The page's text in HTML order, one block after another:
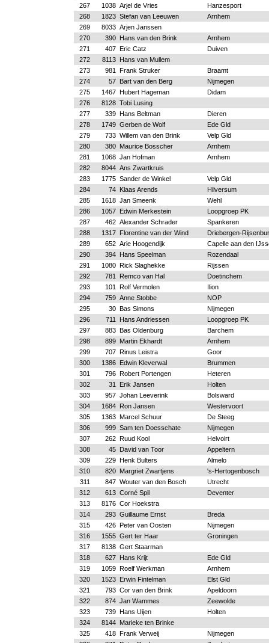
267
1038 Arjel de Vries
Hanzesport
268
1823 Stefan van Leeuwen
Arnhem
269
8033 Arjen Janssen
270
390 Hans van den Brink
Arnhem
271
407 Eric Catz
Duiven
272
8113 Hans van Mullem
273
981 Frank Struker
Braamt
274
57 Bart van den Berg
Nijmegen
275
1467 Hubert Hageman
Didam
276
8128 Tobi Lusing
277
339 Hans Beltman
Dieren
278
1749 Gerben de Wolf
Ede Gld
279
733 Willem van den Brink
Velp Gld
280
380 Maurice Bosscher
Arnhem
281
1068 Jan Hofman
Arnhem
282
8044 Ans Zwartkruis
283
1775 Sander de Winkel
Velp Gld
284
74 Klaas Arends
Hilversum
285
1618 Jan Smeenk
Wehl
286
1057 Edwin Merkestein
Loopgroep PK
287
462 Alexander Schrader
Spankeren
288
1317 Florentine van der Wind
Driebergen-
289
652 Arie Hoogendijk
Capelle aan den
290
394 Hans Speelman
Rozendaal
291
1080 Rick Slaghekke
Rijssen
292
781 Remco van Hal
Doetinchem
293
101 Rolf Vermolen
Ilion
294
759 Anne Stobbe
NOP
295
30 Bas Simons
Nijmegen
296
711 Hans Andriessen
Loopgroep PK
297
883 Bas Oldenburg
Barchem
298
899 Martin Ekhardt
Arnhem
299
707 Rinus Leistra
Goor
300
1386 Edwin Kleverwal
Brummen
301
796 Robert Portengen
Heteren
302
31 Erik Jansen
Holten
303
957 Johan Leeverink
Bolsward
304
1684 Ron Jansen
Westervoort
305
1363 Marcel Schuur
De Steeg
306
999 Sam ten Doesschate
Nijmegen
307
262 Ruud Kool
Helvoirt
308
45 David van Toor
Appeltern
309
229 Henk Bulters
Almelo
310
820 Margriet Zwartjens
's-Hertogenbosch
311
847 Wouter van den Bosch
Utrecht
312
613 Corné Spil
Deventer
313
8176 Cor Hoekstra
314
293 Guillaume Ernst
Breda
315
426 Peter van Oosten
Nijmegen
316
1555 Gert ter Haar
Groningen
317
8138 Gert Staarman
318
627 Hans Krijt
Ede Gld
319
1059 Roelf Werkman
Arnhem
320
1523 Erwin Fintelman
Elst Gld
321
793 Cor van den Brink
Apeldoorn
322
874 Jan Wammes
Zeewolde
323
739 Hans Uijen
Holten
324
8144 Marieke ten Brinke
325
418 Frank Verweij
Nijmegen